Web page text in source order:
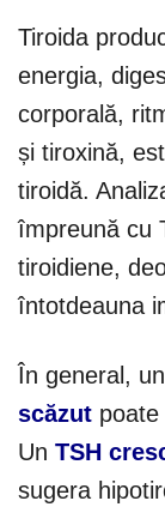
Tiroida
energia,
corporală,
și tiroxină,
tiroidă.
împreună cu
tiroidiene,
întotdeauna
În general, un
scăzut
Un TSH
sugera